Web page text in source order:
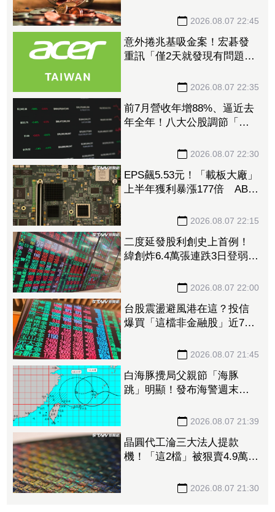
2026.08.07 22:45
意外捲兆基吸金案！宏碁發
重訊「僅2天就發現有問題」
2026.08.07 22:35
前7月營收年增88%、逼近去
年全年！八大公股調節「這
2026.08.07 22:30
EPS飆5.53元！「載板大廠」
上半年獲利暴漲177倍 ABF
2026.08.07 22:15
二度延發股利創史上首例！
緯創炸6.4萬張連跌3日登弱勢
2026.08.07 22:00
台股震盪避風港在這？投信
爆買「這檔非金融股」近7千
2026.08.07 21:45
白海豚攪局父親節「海豚
跳」明顯！發布海警週末影
2026.08.07 21:39
晶圓代工淪三大法人提款
機！「這2檔」被狠賣4.9萬
2026.08.07 21:30